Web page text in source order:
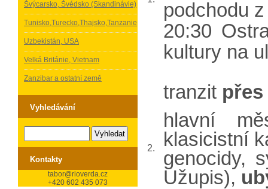
Švýcarsko, Švédsko (Skandinávie)
Tunisko,Turecko,Thajsko,Tanzanie
Uzbekistán, USA
Velká Británie, Vietnam
Zanzibar a ostatní země
Vyhledávání
Kontakty
tabor@rioverda.cz
+420 602 435 073
podchodu
20:30
kultury na
tranzit
2.
hlavní
klasicistní
genocidy,
Užupis),